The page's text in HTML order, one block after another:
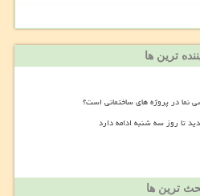
ترین ها
نما در پروژه های ساختمانی است؟
ترین ها